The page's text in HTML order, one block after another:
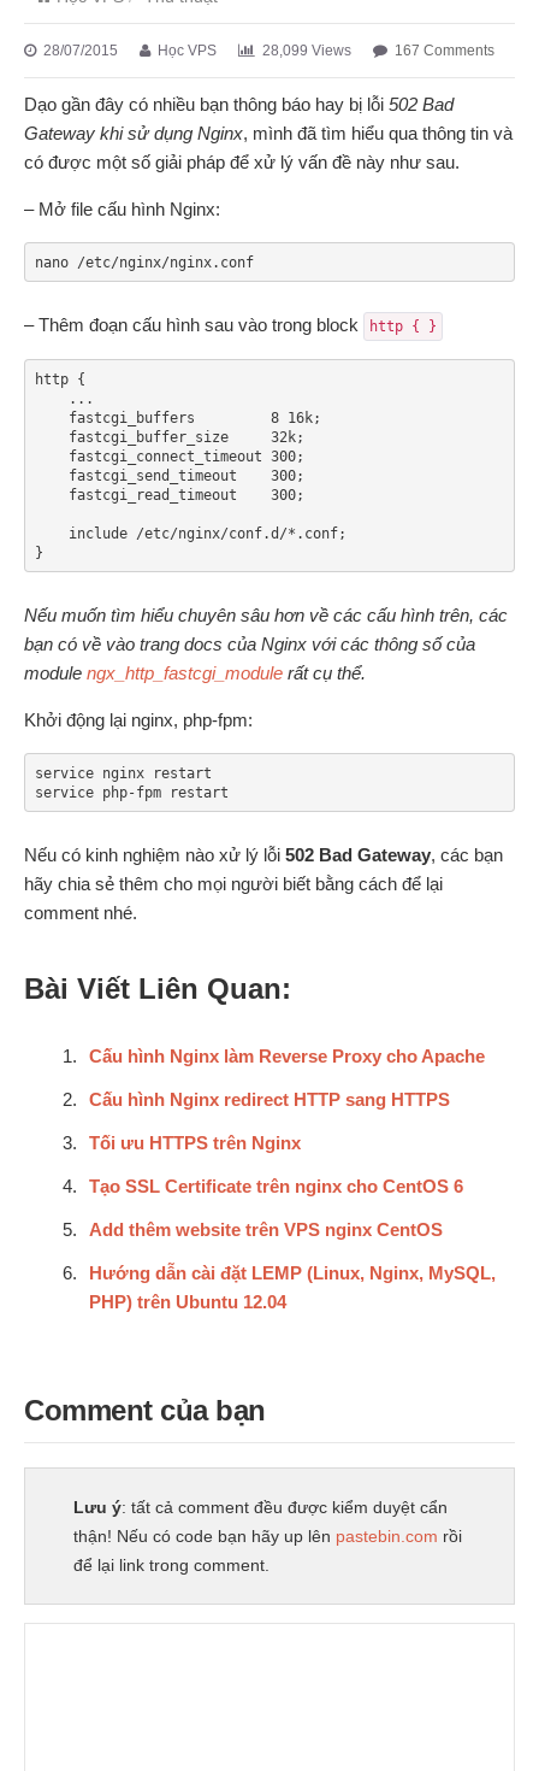
28/07/2015 Học VPS 28,099 Views 167 Comments
Dạo gần đây có nhiều bạn thông báo hay bị lỗi 502 Bad
Gateway khi sử dụng Nginx, mình đã tìm hiểu qua thông tin và
có được một số giải pháp để xử lý vấn đề này như sau.
– Mở file cấu hình Nginx:
nano /etc/nginx/nginx.conf
– Thêm đoạn cấu hình sau vào trong block http { }
http {
}
Nếu muốn tìm hiểu chuyên sâu hơn về các cấu hình trên, các
bạn có về vào trang docs của Nginx với các thông số của
module ngx_http_fastcgi_module rất cụ thể.
Khởi động lại nginx, php-fpm:
service nginx restart
service php-fpm restart
Nếu có kinh nghiệm nào xử lý lỗi 502 Bad Gateway, các bạn
hãy chia sẻ thêm cho mọi người biết bằng cách để lại
comment nhé.
Bài Viết Liên Quan:
Cấu hình Nginx làm Reverse Proxy cho Apache
Cấu hình Nginx redirect HTTP sang HTTPS
Tối ưu HTTPS trên Nginx
Tạo SSL Certificate trên nginx cho CentOS 6
Add thêm website trên VPS nginx CentOS
Hướng dẫn cài đặt LEMP (Linux, Nginx, MySQL,
PHP) trên Ubuntu 12.04
Comment của bạn
Lưu ý: tất cả comment đều được kiểm duyệt cẩn
thận! Nếu có code bạn hãy up lên pastebin.com rồi
để lại link trong comment.